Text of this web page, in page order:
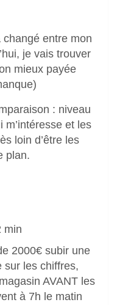
entre mon
je vais trouver
mieux payée
: niveau
m’intéresse et les
loin d’être les
plan.
min
2000€ subir une
sur les chiffres,
AVANT les
à 7h le matin